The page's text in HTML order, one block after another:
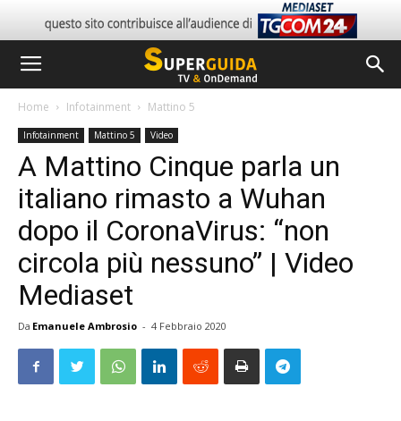
Home Infotainment Mattino 5
Infotainment Mattino 5 Video
A Mattino Cinque parla un
italiano rimasto a Wuhan
dopo il CoronaVirus: “non
circola più nessuno” | Video
Mediaset
Da Emanuele Ambrosio - 4 Febbraio 2020